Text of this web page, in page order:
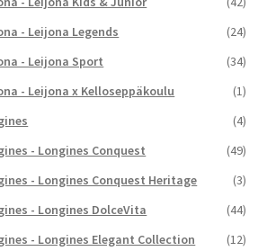
- Leijona Legends
(24)
- Leijona Sport
(34)
- Leijona x Kelloseppäkoulu
(1)
(4)
- Longines Conquest
(49)
- Longines Conquest Heritage
(3)
- Longines DolceVita
(44)
- Longines Elegant Collection
(12)